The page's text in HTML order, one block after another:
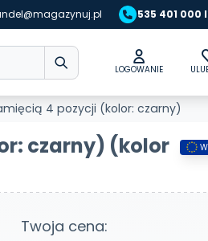
535 401 000
LOGOWANIE
4 pozycji (kolor: czarny)
czarny) (kolor
Twoja cena: